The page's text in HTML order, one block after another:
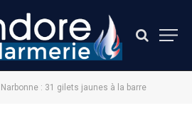
Narbonne : 31 gilets jaunes à la barre